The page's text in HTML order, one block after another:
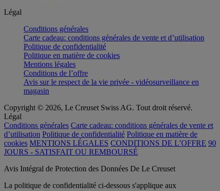
Légal
Conditions générales
Carte cadeau: conditions générales de vente et d’utilisation
Politique de confidentialité
Politique en matière de cookies
Mentions légales
Conditions de l’offre
Avis sur le respect de la vie privée - vidéosurveillance en
magasin
Copyright © 2026, Le Creuset Swiss AG. Tout droit réservé.
Légal
Conditions générales Carte cadeau: conditions générales de vente et
d’utilisation Politique de confidentialité Politique en matière de
cookies MENTIONS LÉGALES CONDITIONS DE L’OFFRE 90
JOURS - SATISFAIT OU REMBOURSÉ
Avis Intégral de Protection des Données De Le Creuset
La politique de confidentialité ci-dessous s'applique aux